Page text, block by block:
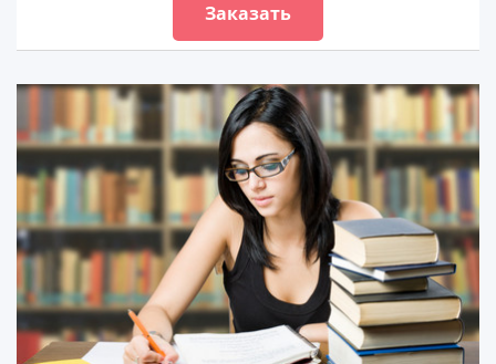
Заказать